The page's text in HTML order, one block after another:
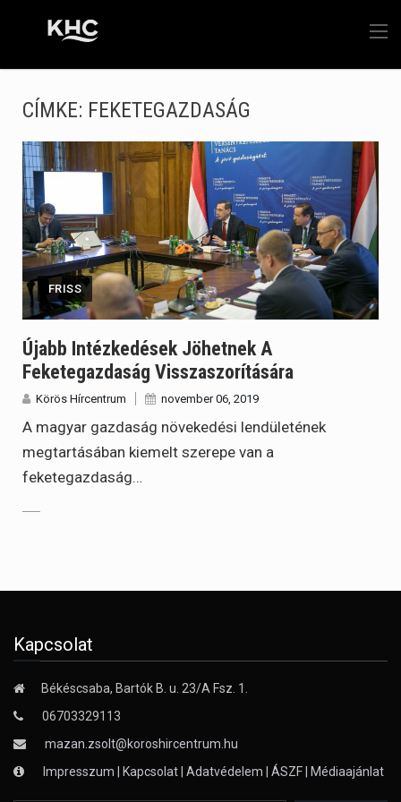
CÍMKE: FEKETEGAZDASÁG
FRISS
Újabb Intézkedések Jöhetnek A
Feketegazdaság Visszaszorítására
Körös Hírcentrum november 06, 2019
A magyar gazdaság növekedési lendületének
megtartásában kiemelt szerepe van a
feketegazdaság…
Kapcsolat
Békéscsaba, Bartók B. u. 23/A Fsz. 1.
06703329113
mazan.zsolt@koroshircentrum.hu
Impresszum
Kapcsolat Adatvédelem ÁSZF Médiaajánlat